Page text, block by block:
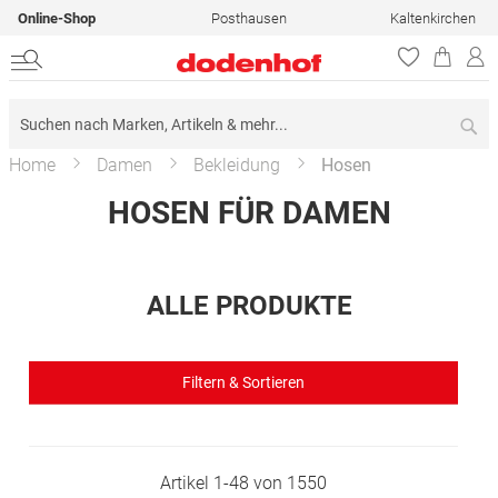
Online-Shop Posthausen Kaltenkirchen
Home Damen Bekleidung Hosen
HOSEN FÜR DAMEN
ALLE PRODUKTE
Filtern & Sortieren
Artikel 1-48 von 1550